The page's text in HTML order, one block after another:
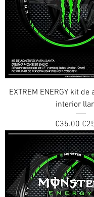
EXTREM ENERGY kit
interior
Regular
€35.00